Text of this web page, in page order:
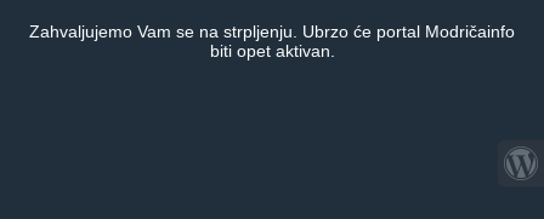
Zahvaljujemo Vam se na strpljenju. Ubrzo će portal Modričainfo
biti opet aktivan.